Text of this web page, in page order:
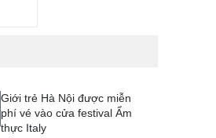
Giới trẻ Hà Nội được miễn
phí vé vào cửa festival Ẩm
thực Italy